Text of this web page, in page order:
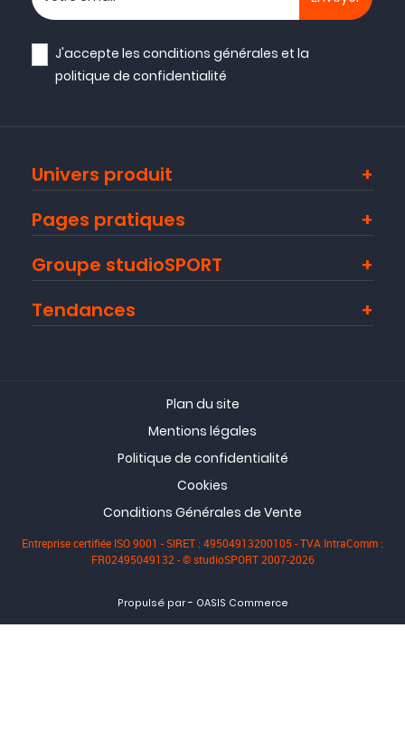
J'accepte lesconditions générales et la
politique de confidentialité
Univers produit
Pages pratiques
Groupe studioSPORT
Tendances
Plan du site
Mentions légales
Politique de confidentialité
Cookies
Conditions Générales de Vente
Entreprise certifiée ISO 9001 - SIRET : 49504913200105 - TVA IntraComm :
FR02495049132 - © studioSPORT 2007-2026
Propulsé par- OASIS Commerce